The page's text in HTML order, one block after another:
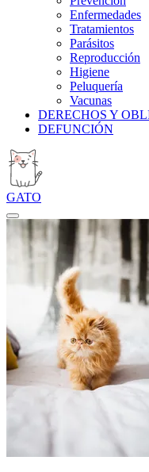
Enfermedades
Tratamientos
Parásitos
Reproducción
Higiene
Peluquería
Vacunas
DERECHOS Y
DEFUNCIÓN
GATO